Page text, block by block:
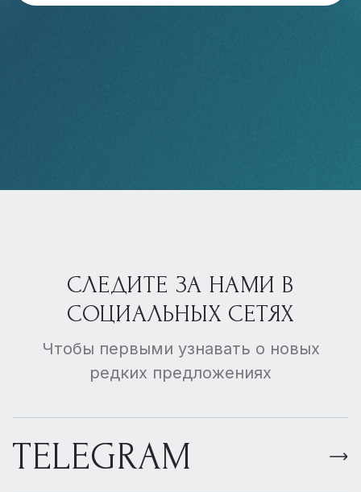
СЛЕДИТЕ ЗА НАМИ В
СОЦИАЛЬНЫХ СЕТЯХ
Чтобы первыми узнавать о новых
редких предложениях
TELEGRAM